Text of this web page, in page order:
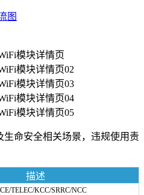
命安全相关场景，违规使用责
描述
TELEC/KCC/SRRC/NCC